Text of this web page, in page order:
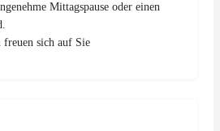
Mittagspause oder einen
freuen sich auf Sie